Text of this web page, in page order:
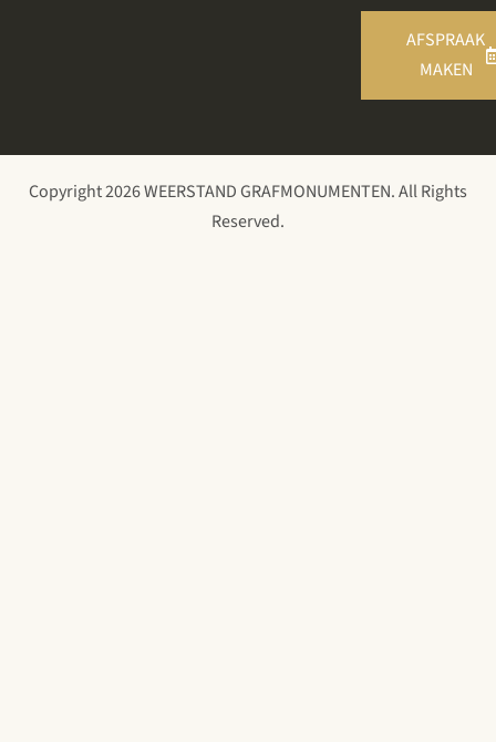
AFSPRAAK
MAKEN
Copyright 2026 WEERSTAND GRAFMONUMENTEN. All Rights
Reserved.